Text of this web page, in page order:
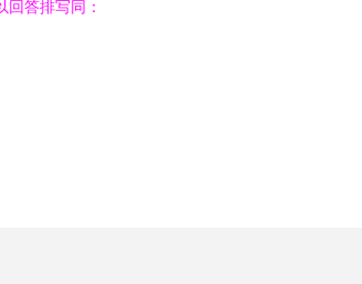
答排写同：